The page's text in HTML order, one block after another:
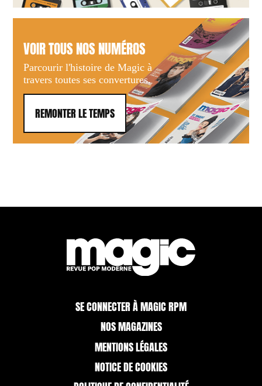
VOIR TOUS NOS NUMÉROS
Parcourir l'histoire de Magic à
travers toutes ses convertures.
REMONTER LE TEMPS
SE CONNECTER À MAGIC RPM
NOS MAGAZINES
MENTIONS LÉGALES
NOTICE DE COOKIES